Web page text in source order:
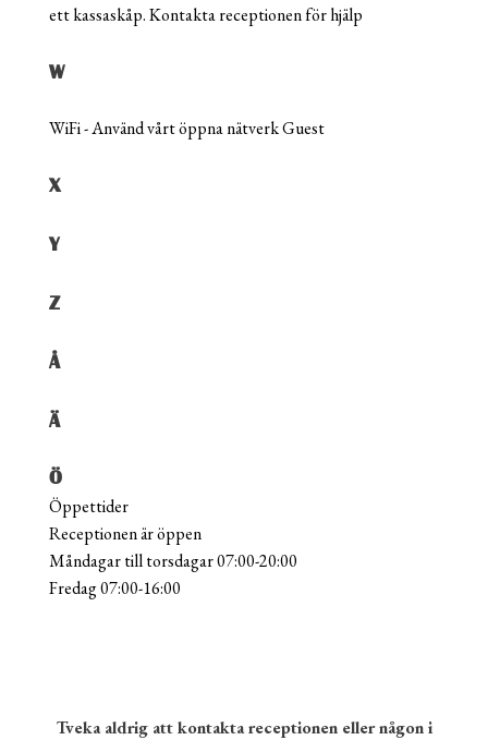
ett kassaskåp. Kontakta receptionen för hjälp
W
WiFi - Använd vårt öppna nätverk Guest
X
Y
Z
Å
Ä
Ö
Öppettider
Receptionen är öppen
Måndagar till torsdagar 07:00-20:00
Fredag 07:00-16:00
Tveka aldrig att kontakta receptionen eller någon i